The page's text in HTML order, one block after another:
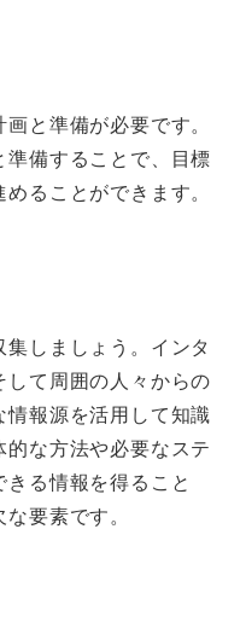
と準備が必要です。
備することで、目標
ることができます。
しましょう。インタ
て周囲の人々からの
報源を活用して知識
な方法や必要なステ
る情報を得ること
要素です。